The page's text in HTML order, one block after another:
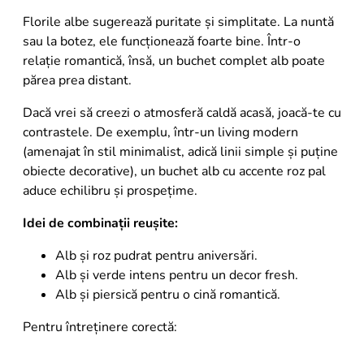
Florile albe sugerează puritate și simplitate. La nuntă
sau la botez, ele funcționează foarte bine. Într-o
relație romantică, însă, un buchet complet alb poate
părea prea distant.
Dacă vrei să creezi o atmosferă caldă acasă, joacă-te cu
contrastele. De exemplu, într-un living modern
(amenajat în stil minimalist, adică linii simple și puține
obiecte decorative), un buchet alb cu accente roz pal
aduce echilibru și prospețime.
Idei de combinații reușite:
Alb și roz pudrat pentru aniversări.
Alb și verde intens pentru un decor fresh.
Alb și piersică pentru o cină romantică.
Pentru întreținere corectă: